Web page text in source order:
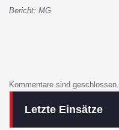
Bericht: MG
Kommentare sind geschlossen.
Letzte Einsätze